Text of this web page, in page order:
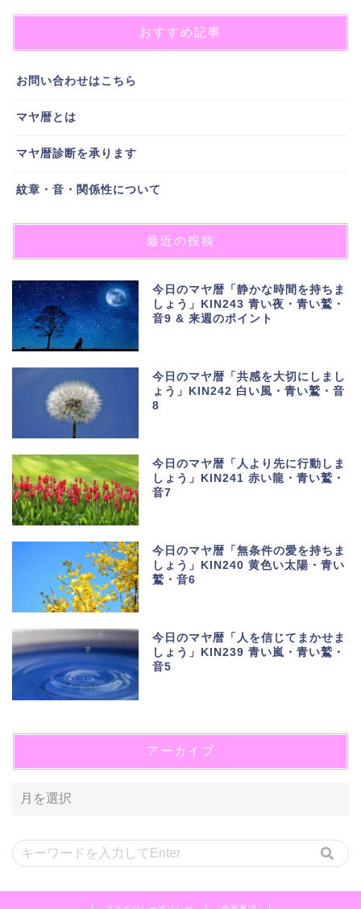
おすすめ記事
お問い合わせはこちら
マヤ暦とは
マヤ暦診断を承ります
紋章・音・関係性について
最近の投稿
今日のマヤ暦「静かな時間を持ちま
しょう」KIN243 青い夜・青い鷲・
音9 & 来週のポイント
今日のマヤ暦「共感を大切にしまし
ょう」KIN242 白い風・青い鷲・音
8
今日のマヤ暦「人より先に行動しま
しょう」KIN241 赤い龍・青い鷲・
音7
今日のマヤ暦「無条件の愛を持ちま
しょう」KIN240 黄色い太陽・青い
鷲・音6
今日のマヤ暦「人を信じてまかせま
しょう」KIN239 青い嵐・青い鷲・
音5
アーカイブ